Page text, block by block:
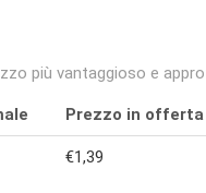
più vantaggioso e
Prezzo in offerta
€1,39